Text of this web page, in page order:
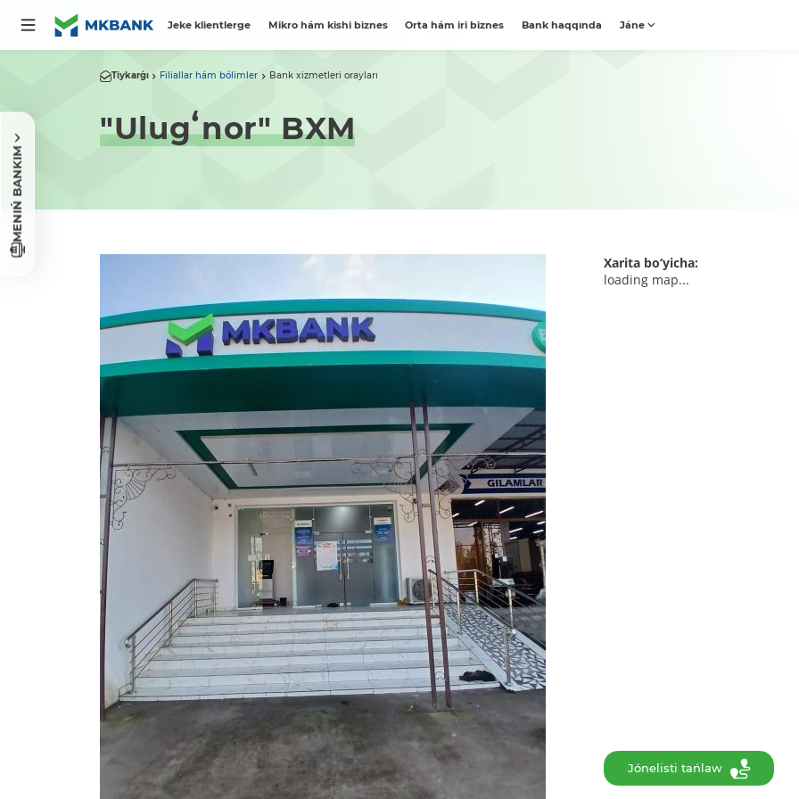
Jeke klientlerge Mikro hám kishi biznes Orta hám iri biznes Bank haqqında Jáne
MENIŃ BANKIM
Tiykarǵı Filiallar hám bólimler Bank xizmetleri orayları
"Ulugʻnor" BXM
Xarita bo‘yicha:
loading map...
Jónelisti tańlaw